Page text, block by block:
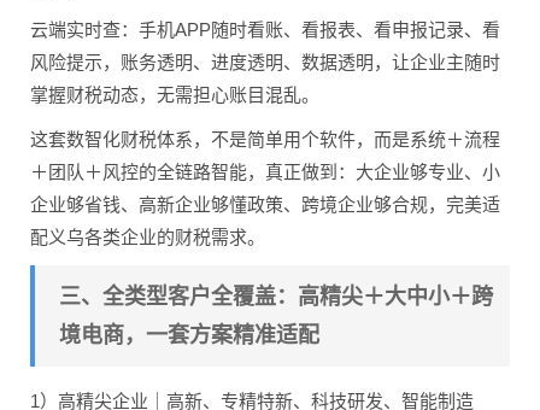
云端实时查：手机APP随时看账、看报表、看申报记录、看
风险提示，账务透明、进度透明、数据透明，让企业主随时
掌握财税动态，无需担心账目混乱。
这套数智化财税体系，不是简单用个软件，而是系统＋流程
＋团队＋风控的全链路智能，真正做到：大企业够专业、小
企业够省钱、高新企业够懂政策、跨境企业够合规，完美适
配义乌各类企业的财税需求。
三、全类型客户全覆盖：高精尖＋大中小＋跨
境电商，一套方案精准适配
1）高精尖企业｜高新、专精特新、科技研发、智能制造